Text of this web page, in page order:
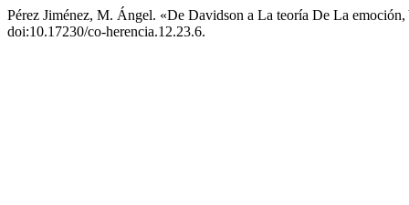
Pérez Jiménez, M. Ángel. «De Davidson a La teoría De La
doi:10.17230/co-herencia.12.23.6.